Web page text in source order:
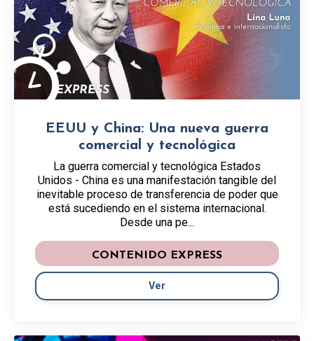
EEUU y China: Una nueva guerra
comercial y tecnológica
La guerra comercial y tecnológica Estados
Unidos - China es una manifestación tangible del
inevitable proceso de transferencia de poder que
está sucediendo en el sistema internacional.
Desde una pe...
CONTENIDO EXPRESS
Ver